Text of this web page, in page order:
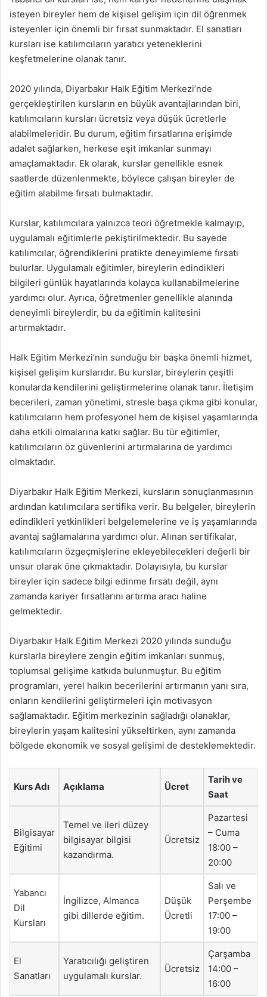
isteyen bireyler hem de kişisel gelişim için dil öğrenmek
isteyenler için önemli bir fırsat sunmaktadır. El sanatları
kursları ise katılımcıların yaratıcı yeteneklerini
keşfetmelerine olanak tanır.
2020 yılında, Diyarbakır Halk Eğitim Merkezi’nde
gerçekleştirilen kursların en büyük avantajlarından biri,
katılımcıların kursları ücretsiz veya düşük ücretlerle
alabilmeleridir. Bu durum, eğitim fırsatlarına erişimde
adalet sağlarken, herkese eşit imkanlar sunmayı
amaçlamaktadır. Ek olarak, kurslar genellikle esnek
saatlerde düzenlenmekte, böylece çalışan bireyler de
eğitim alabilme fırsatı bulmaktadır.
Kurslar, katılımcılara yalnızca teori öğretmekle kalmayıp,
uygulamalı eğitimlerle pekiştirilmektedir. Bu sayede
katılımcılar, öğrendiklerini pratikte deneyimleme fırsatı
bulurlar. Uygulamalı eğitimler, bireylerin edindikleri
bilgileri günlük hayatlarında kolayca kullanabilmelerine
yardımcı olur. Ayrıca, öğretmenler genellikle alanında
deneyimli bireylerdir, bu da eğitimin kalitesini
artırmaktadır.
Halk Eğitim Merkezi’nin sunduğu bir başka önemli hizmet,
kişisel gelişim kurslarıdır. Bu kurslar, bireylerin çeşitli
konularda kendilerini geliştirmelerine olanak tanır. İletişim
becerileri, zaman yönetimi, stresle başa çıkma gibi konular,
katılımcıların hem profesyonel hem de kişisel yaşamlarında
daha etkili olmalarına katkı sağlar. Bu tür eğitimler,
katılımcıların öz güvenlerini artırmalarına de yardımcı
olmaktadır.
Diyarbakır Halk Eğitim Merkezi, kursların sonuçlanmasının
ardından katılımcılara sertifika verir. Bu belgeler, bireylerin
edindikleri yetkinlikleri belgelemelerine ve iş yaşamlarında
avantaj sağlamalarına yardımcı olur. Alınan sertifikalar,
katılımcıların özgeçmişlerine ekleyebilecekleri değerli bir
unsur olarak öne çıkmaktadır. Dolayısıyla, bu kurslar
bireyler için sadece bilgi edinme fırsatı değil, aynı
zamanda kariyer fırsatlarını artırma aracı haline
gelmektedir.
Diyarbakır Halk Eğitim Merkezi 2020 yılında sunduğu
kurslarla bireylere zengin eğitim imkanları sunmuş,
toplumsal gelişime katkıda bulunmuştur. Bu eğitim
programları, yerel halkın becerilerini artırmanın yanı sıra,
onların kendilerini geliştirmeleri için motivasyon
sağlamaktadır. Eğitim merkezinin sağladığı olanaklar,
bireylerin yaşam kalitesini yükseltirken, aynı zamanda
bölgede ekonomik ve sosyal gelişimi de desteklemektedir.
Kurs Adı Açıklama Ücret
Tarih ve
Saat
Bilgisayar
Eğitimi
Temel ve ileri düzey
bilgisayar bilgisi
kazandırma.
Ücretsiz
Pazartesi
– Cuma
18:00 –
20:00
Yabancı
Dil
Kursları
İngilizce, Almanca
gibi dillerde eğitim.
Düşük
Ücretli
Salı ve
Perşembe
17:00 –
19:00
El
Sanatları
Yaratıcılığı geliştiren
uygulamalı kurslar.
Ücretsiz
Çarşamba
14:00 –
16:00